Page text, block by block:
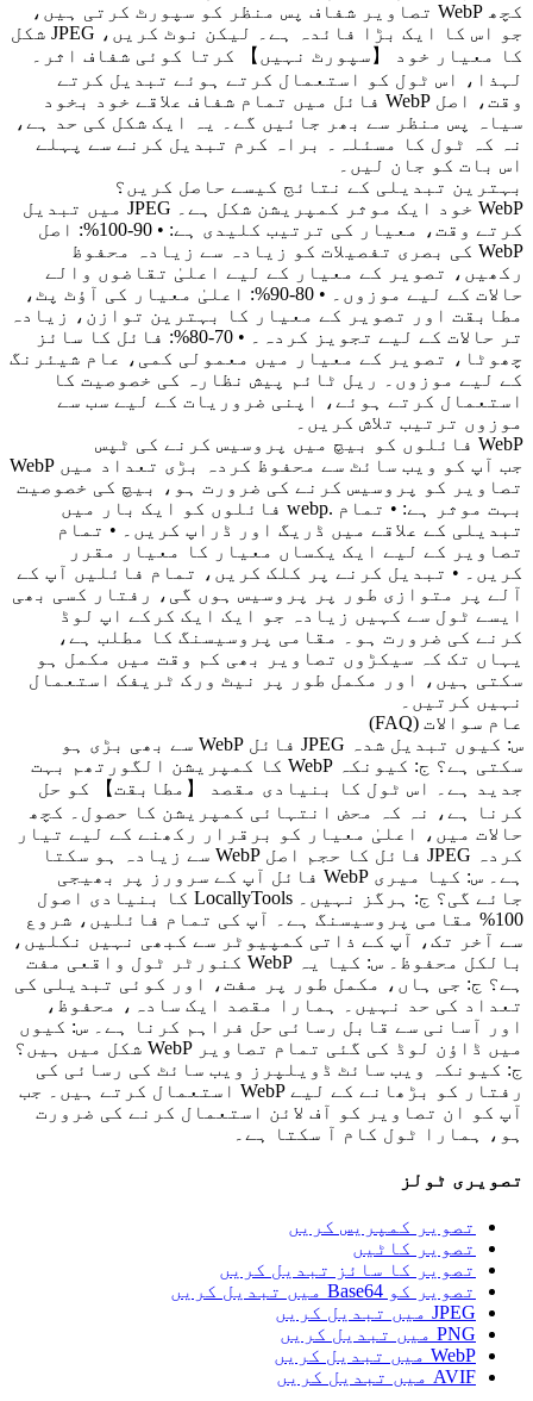
کچھ WebP تصاویر شفاف پس منظر کو سپورٹ کرتی ہیں،
جو اس کا ایک بڑا فائدہ ہے۔ لیکن نوٹ کریں، JPEG شکل
کا معیار خود 【سپورٹ نہیں】 کرتا کوئی شفاف اثر۔
لہذا، اس ٹول کو استعمال کرتے ہوئے تبدیل کرتے
وقت، اصل WebP فائل میں تمام شفاف علاقے خود بخود
سیاہ پس منظر سے بھر جائیں گے۔ یہ ایک شکل کی حد ہے،
نہ کہ ٹول کا مسئلہ۔ براہ کرم تبدیل کرنے سے پہلے
اس بات کو جان لیں۔
بہترین تبدیلی کے نتائج کیسے حاصل کریں؟
WebP خود ایک موثر کمپریشن شکل ہے۔ JPEG میں تبدیل
کرتے وقت، معیار کی ترتیب کلیدی ہے: • 90-100%: اصل
WebP کی بصری تفصیلات کو زیادہ سے زیادہ محفوظ
رکھیں، تصویر کے معیار کے لیے اعلیٰ تقاضوں والے
حالات کے لیے موزوں۔ • 80-90%: اعلیٰ معیار کی آؤٹ پٹ،
مطابقت اور تصویر کے معیار کا بہترین توازن، زیادہ
تر حالات کے لیے تجویز کردہ۔ • 70-80%: فائل کا سائز
چھوٹا، تصویر کے معیار میں معمولی کمی، عام شیئرنگ
کے لیے موزوں۔ ریل ٹائم پیش نظارہ کی خصوصیت کا
استعمال کرتے ہوئے، اپنی ضروریات کے لیے سب سے
موزوں ترتیب تلاش کریں۔
WebP فائلوں کو بیچ میں پروسیس کرنے کی ٹپس
جب آپ کو ویب سائٹ سے محفوظ کردہ بڑی تعداد میں WebP
تصاویر کو پروسیس کرنے کی ضرورت ہو، بیچ کی خصوصیت
بہت موثر ہے: • تمام .webp فائلوں کو ایک بار میں
تبدیلی کے علاقے میں ڈریگ اور ڈراپ کریں۔ • تمام
تصاویر کے لیے ایک یکساں معیار کا معیار مقرر
کریں۔ • تبدیل کرنے پر کلک کریں، تمام فائلیں آپ کے
آلے پر متوازی طور پر پروسیس ہوں گی، رفتار کسی بھی
ایسے ٹول سے کہیں زیادہ جو ایک ایک کرکے اپ لوڈ
کرنے کی ضرورت ہو۔ مقامی پروسیسنگ کا مطلب ہے،
یہاں تک کہ سیکڑوں تصاویر بھی کم وقت میں مکمل ہو
سکتی ہیں، اور مکمل طور پر نیٹ ورک ٹریفک استعمال
نہیں کرتیں۔
عام سوالات (FAQ)
س: کیوں تبدیل شدہ JPEG فائل WebP سے بھی بڑی ہو
سکتی ہے؟ ج: کیونکہ WebP کا کمپریشن الگورتھم بہت
جدید ہے۔ اس ٹول کا بنیادی مقصد 【مطابقت】 کو حل
کرنا ہے، نہ کہ محض انتہائی کمپریشن کا حصول۔ کچھ
حالات میں، اعلیٰ معیار کو برقرار رکھنے کے لیے تیار
کردہ JPEG فائل کا حجم اصل WebP سے زیادہ ہو سکتا
ہے۔ س: کیا میری WebP فائل آپ کے سرورز پر بھیجی
جائے گی؟ ج: ہرگز نہیں۔ LocallyTools کا بنیادی اصول
100% مقامی پروسیسنگ ہے۔ آپ کی تمام فائلیں، شروع
سے آخر تک، آپ کے ذاتی کمپیوٹر سے کبھی نہیں نکلیں،
بالکل محفوظ۔ س: کیا یہ WebP کنورٹر ٹول واقعی مفت
ہے؟ ج: جی ہاں، مکمل طور پر مفت، اور کوئی تبدیلی کی
تعداد کی حد نہیں۔ ہمارا مقصد ایک سادہ، محفوظ،
اور آسانی سے قابل رسائی حل فراہم کرنا ہے۔ س: کیوں
میں ڈاؤن لوڈ کی گئی تمام تصاویر WebP شکل میں ہیں؟
ج: کیونکہ ویب سائٹ ڈویلپرز ویب سائٹ کی رسائی کی
رفتار کو بڑھانے کے لیے WebP استعمال کرتے ہیں۔ جب
آپ کو ان تصاویر کو آف لائن استعمال کرنے کی ضرورت
ہو، ہمارا ٹول کام آ سکتا ہے۔
تصویری ٹولز
تصویر کمپریس کریں
تصویر کاٹیں
تصویر کا سائز تبدیل کریں
تصویر کو Base64 میں تبدیل کریں
JPEG میں تبدیل کریں
PNG میں تبدیل کریں
WebP میں تبدیل کریں
AVIF میں تبدیل کریں